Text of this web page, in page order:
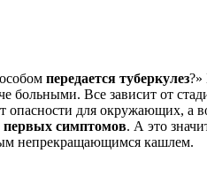
передается туберкулез?»
Все зависит от
опасности для окружающих, а
симптомов. А это
непрекращающимся кашлем.